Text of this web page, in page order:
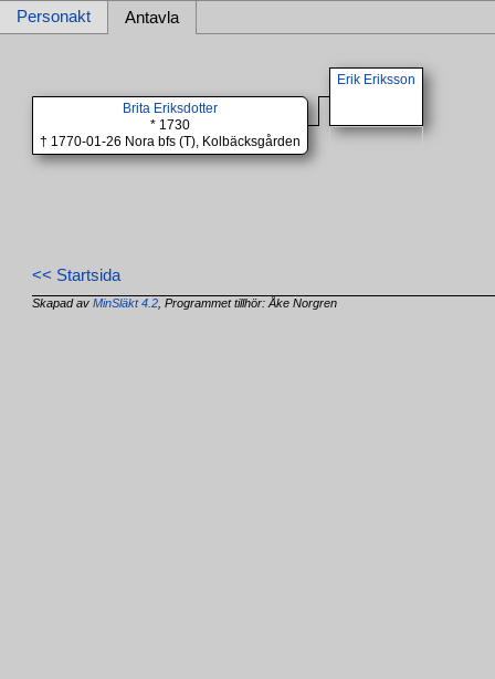
Personakt Antavla
Brita Eriksdotter
* 1730
† 1770-01-26 Nora bfs (T), Kolbäcksgården
Erik Eriksson
<< Startsida
Skapad avMinSläkt 4.2 , Programmet tillhör: Åke Norgren